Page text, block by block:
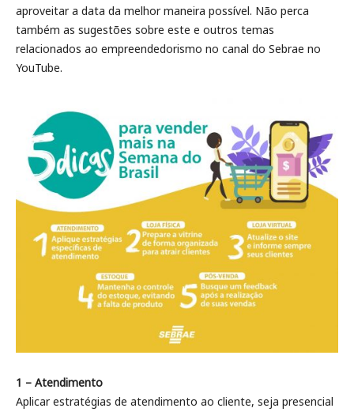
aproveitar a data da melhor maneira possível. Não perca
também as sugestões sobre este e outros temas
relacionados ao empreendedorismo no canal do Sebrae no
YouTube.
1 – Atendimento
Aplicar estratégias de atendimento ao cliente, seja presencial